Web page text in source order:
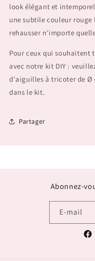
look élégant et
une subtile couleur
rehausser n'importe
Pour ceux qui souhaitent
avec notre kit DIY :
d'aiguilles à tricoter de Ø
dans le kit.
Partager
Abonnez-
E-mail